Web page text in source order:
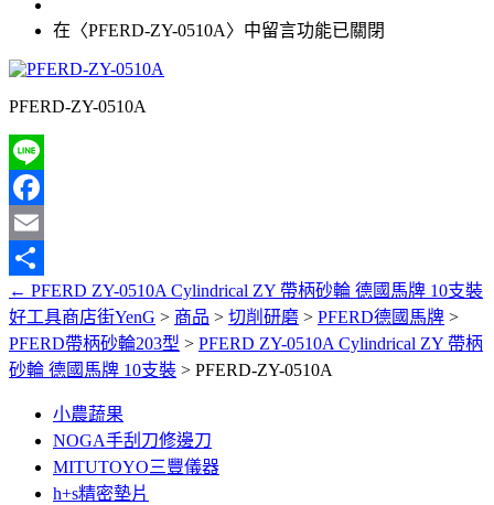
在〈PFERD-ZY-0510A〉中留言功能已關閉
PFERD-ZY-0510A
Line
Facebook
Email
分
享
← PFERD ZY-0510A Cylindrical ZY 帶柄砂輪 德國馬牌 10支裝
好工具商店街YenG > 商品 > 切削研磨 > PFERD德國馬牌 >
PFERD帶柄砂輪203型 > PFERD ZY-0510A Cylindrical ZY 帶柄
砂輪 德國馬牌 10支裝 > PFERD-ZY-0510A
小農蔬果
NOGA手刮刀修邊刀
MITUTOYO三豐儀器
h+s精密墊片